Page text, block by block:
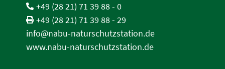
+49 (28 21) 71 39 88 - 0
+49 (28 21) 71 39 88 - 29
info@nabu-naturschutzstation.de
www.nabu-naturschutzstation.de